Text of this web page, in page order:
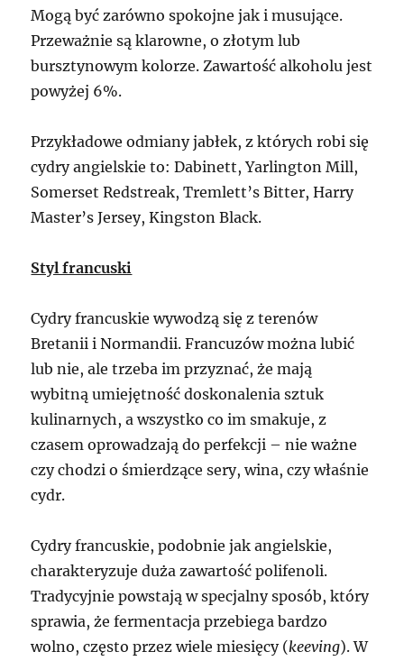
Mogą być zarówno spokojne jak i musujące.
Przeważnie są klarowne, o złotym lub
bursztynowym kolorze. Zawartość alkoholu jest
powyżej 6%.
Przykładowe odmiany jabłek, z których robi się
cydry angielskie to: Dabinett, Yarlington Mill,
Somerset Redstreak, Tremlett’s Bitter, Harry
Master’s Jersey, Kingston Black.
Styl francuski
Cydry francuskie wywodzą się z terenów
Bretanii i Normandii. Francuzów można lubić
lub nie, ale trzeba im przyznać, że mają
wybitną umiejętność doskonalenia sztuk
kulinarnych, a wszystko co im smakuje, z
czasem oprowadzają do perfekcji – nie ważne
czy chodzi o śmierdzące sery, wina, czy właśnie
cydr.
Cydry francuskie, podobnie jak angielskie,
charakteryzuje duża zawartość polifenoli.
Tradycyjnie powstają w specjalny sposób, który
sprawia, że fermentacja przebiega bardzo
wolno, często przez wiele miesięcy (keeving). W